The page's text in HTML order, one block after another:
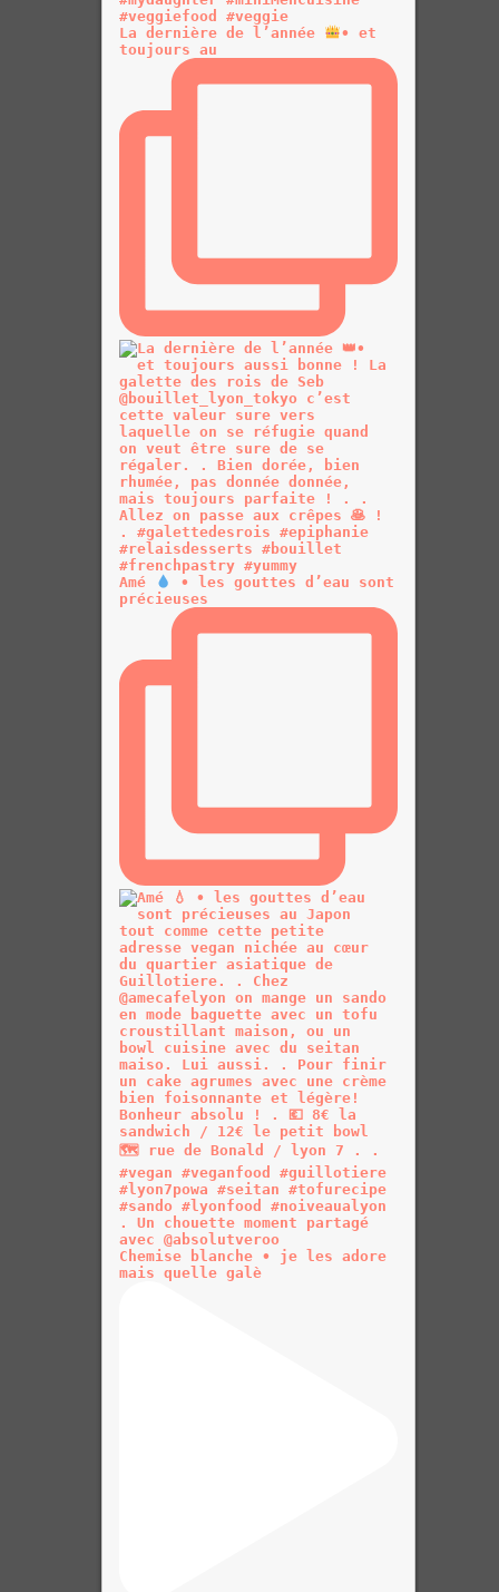
La dernière de l’année
• et
toujours au
Amé
• les gouttes d’eau sont
précieuses
Chemise blanche • je les adore
mais quelle galè